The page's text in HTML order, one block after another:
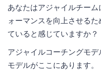
あなたはアジャイルチー
ォーマンスを向上させる
ていると感じていますか？
アジャイルコーチングモ
モデルがここにあります。